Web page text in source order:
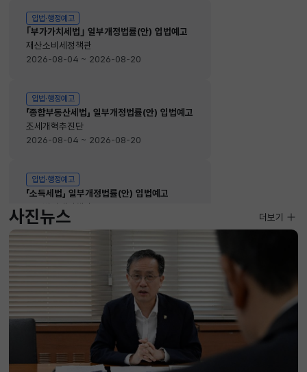
입법·행정예고
입법·행정예고
｢부가가치세법｣ 일부개정법률(안) 입법예고
재산소비세정책관
2026-08-04 ~ 2026-08-20
입법·행정예고
「종합부동산세법」 일부개정법률(안) 입법예고
조세개혁추진단
2026-08-04 ~ 2026-08-20
입법·행정예고
「소득세법」 일부개정법률(안) 입법예고
소득법인세정책관
2026-08-04 ~ 2026-08-20
사진뉴스 사진뉴스
더보기